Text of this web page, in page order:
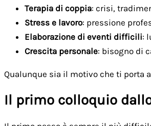
Terapia di coppia: crisi,
Stress e lavoro: pressione
Elaborazione di eventi difficili:
Crescita personale: bisogno di
Qualunque sia il motivo che ti porta
Il primo colloquio